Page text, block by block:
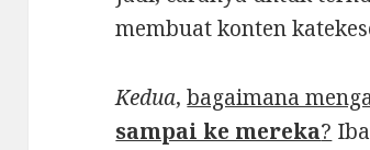
membuat konten
Kedua,bagaimana
sampai ke mereka?